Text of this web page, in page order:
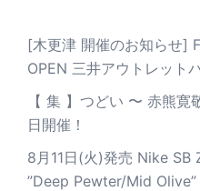
[木更津 開催のお知らせ]
OPEN 三井アウトレット
【 集 】つどい 〜 赤熊
日開催！
8月11日(火)発売 Nike
”Deep Pewter/Mid Olive”